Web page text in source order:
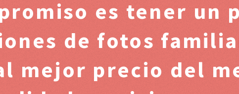
es tener un
de fotos
mejor precio del